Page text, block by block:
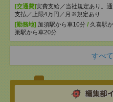
[交通費]実費支給／当社規定あり。
支払／上限4万円／月※規定あり
[勤務地] 加須駅から車10分 / 久喜駅
巣駅から車20分
すべ